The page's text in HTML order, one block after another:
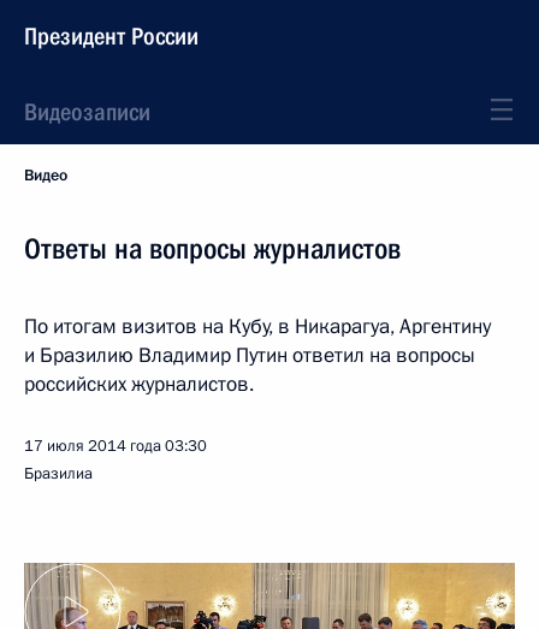
Президент России
Видеозаписи
Видео
Ответы на вопросы журналистов
По итогам визитов на Кубу, в Никарагуа, Аргентину
и Бразилию Владимир Путин ответил на вопросы
российских журналистов.
17 июля 2014 года03:30
Бразилиа